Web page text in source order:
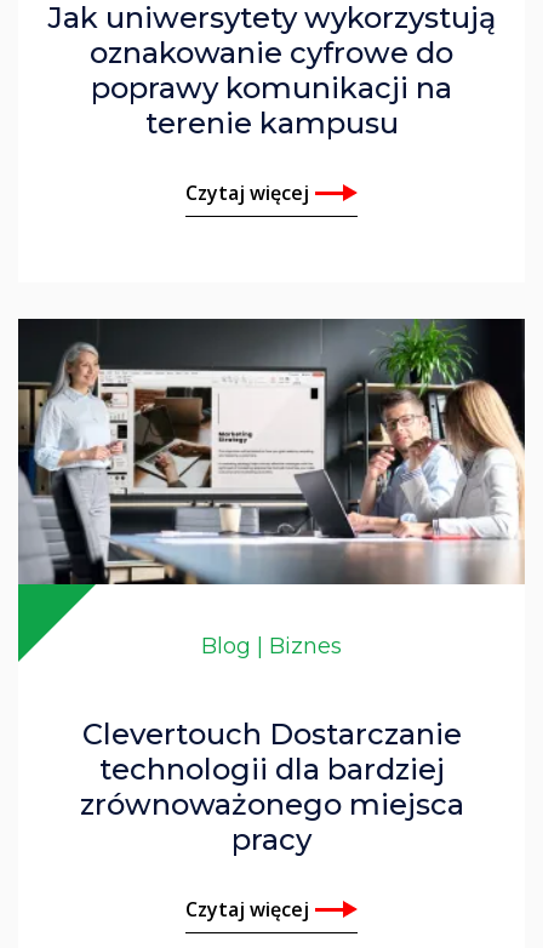
Jak uniwersytety wykorzystują
oznakowanie cyfrowe do
poprawy komunikacji na
terenie kampusu
Czytaj więcej
Blog | Biznes
Clevertouch Dostarczanie
technologii dla bardziej
zrównoważonego miejsca
pracy
Czytaj więcej